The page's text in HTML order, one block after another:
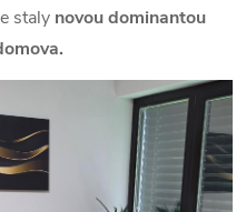
staly novou dominantou